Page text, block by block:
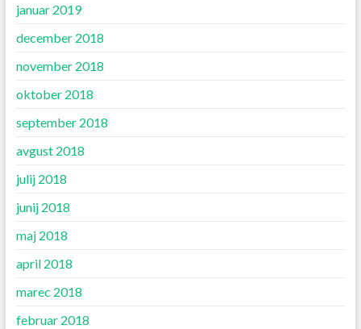
januar 2019
december 2018
november 2018
oktober 2018
september 2018
avgust 2018
julij 2018
junij 2018
maj 2018
april 2018
marec 2018
februar 2018